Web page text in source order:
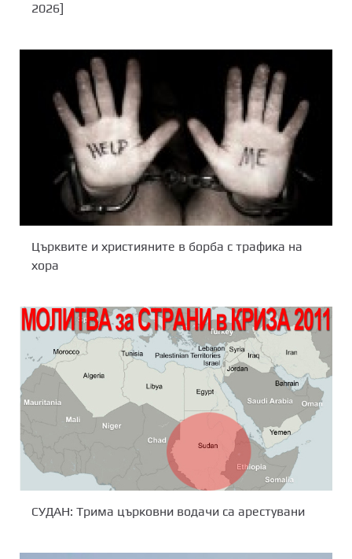
2026]
Църквите и християните в борба с трафика на
хора
СУДАН: Трима църковни водачи са арестувани